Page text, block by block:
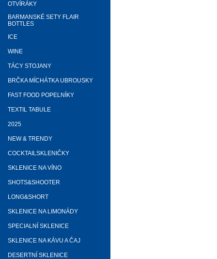
OTVÍRÁKY
BARMANSKÉ SETY FLAIR
BOTTLES
ICE
WINE
TÁCY STOJANY
BRČKA MÍCHÁTKA UBROUSKY
FAST FOOD POPELNÍKY
TEXTIL TABULE
2025
NEW & TRENDY
COCKTAILSKLENIČKY
SKLENICE NA VÍNO
SHOTS&SHOOTER
LONG&SHORT
SKLENICE NA LIMONÁDY
SPECIALNÍ SKLENICE
SKLENICE NA KÁVU A ČAJ
DESERTNÍ SKLENICE